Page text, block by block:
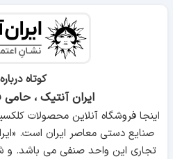
کوتاه
ایران آنتیک ،
اینجا فروشگاه آنلاین محصولات
صنایع دستی معاصر ایران است.
تجاری این واحد صنفی می باشد. و